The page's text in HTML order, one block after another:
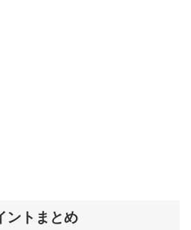
ントまとめ